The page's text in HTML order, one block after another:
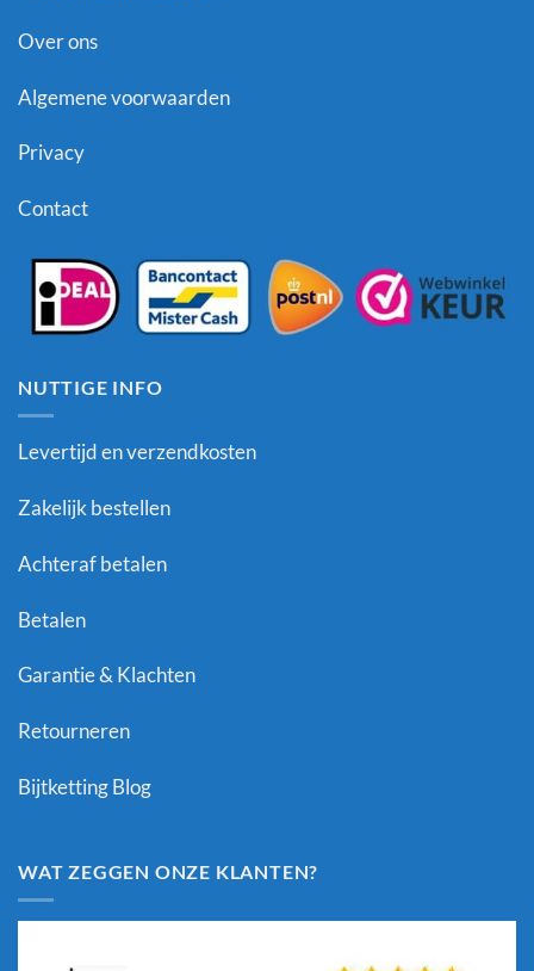
Over ons
Algemene voorwaarden
Privacy
Contact
NUTTIGE INFO
Levertijd en verzendkosten
Zakelijk bestellen
Achteraf betalen
Betalen
Garantie & Klachten
Retourneren
Bijtketting Blog
WAT ZEGGEN ONZE KLANTEN?